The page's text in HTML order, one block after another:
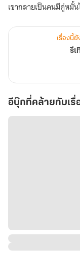
เขากลายเป็นคนมีคู่หมั้น
เรื่องนี้
รี
อีบุ๊กที่คล้ายกับเรื่